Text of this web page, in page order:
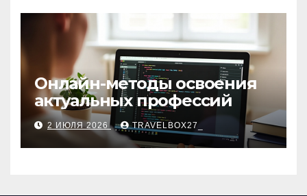
Онлайн-методы освоения
актуальных профессий
2 ИЮЛЯ 2026 TRAVELBOX27_